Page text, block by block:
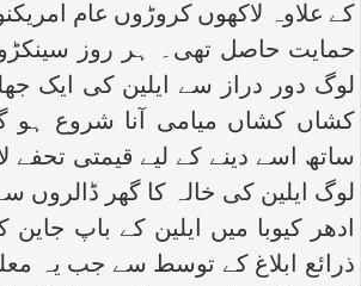
کے علاوہ لاکھوں کروڑوں عام
حمایت حاصل تھی۔ ہر روز
لوگ دور دراز سے ایلین کی ایک
کشاں کشاں میامی آنا شروع ہو
ساتھ اسے دینے کے لیے قیمتی تحفے
لوگ ایلین کی خالہ کا گھر ڈالروں
ادھر کیوبا میں ایلین کے باپ جاین
ذرائع ابلاغ کے توسط سے جب یہ